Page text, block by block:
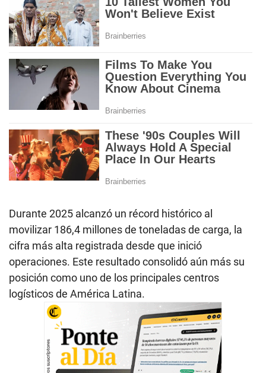
Durante 2025 alcanzó un récord histórico al
movilizar 186,4 millones de toneladas de carga, la
cifra más alta registrada desde que inició
operaciones. Este resultado consolidó aún más su
posición como uno de los principales centros
logísticos de América Latina.